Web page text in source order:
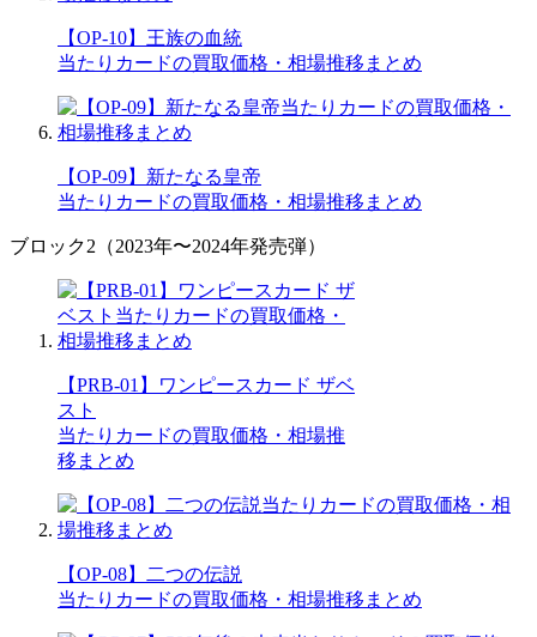
【OP-10】王族の血統
当たりカードの買取価格・相場推移まとめ
【OP-09】新たなる皇帝
当たりカードの買取価格・相場推移まとめ
ブロック2（2023年〜2024年発売弾）
【PRB-01】ワンピースカード ザベ
スト
当たりカードの買取価格・相場推
移まとめ
【OP-08】二つの伝説
当たりカードの買取価格・相場推移まとめ